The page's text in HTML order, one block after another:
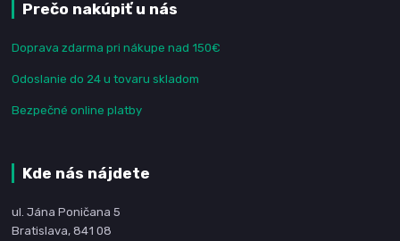
Prečo nakúpiť u nás
Doprava zdarma pri nákupe nad 150€
Odoslanie do 24 u tovaru skladom
Bezpečné online platby
Kde nás nájdete
ul. Jána Poničana 5
Bratislava, 841 08